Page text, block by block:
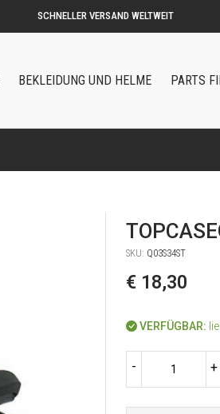
BEKLEIDUNG UND HELME PARTS
SKU: Q03S34ST
€ 18,30
VERFÜGBAR:
- +